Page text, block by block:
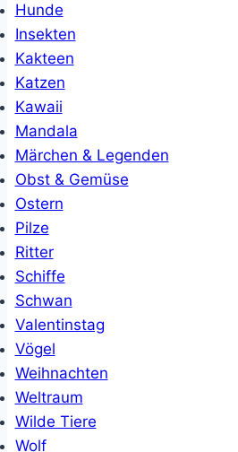
Hunde
Insekten
Kakteen
Katzen
Kawaii
Mandala
Märchen & Legenden
Obst & Gemüse
Ostern
Pilze
Ritter
Schiffe
Schwan
Valentinstag
Vögel
Weihnachten
Weltraum
Wilde Tiere
Wolf